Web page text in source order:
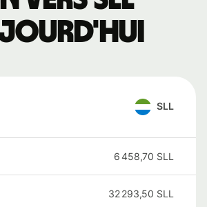
SLL
6 458,70 SLL
32 293,50 SLL